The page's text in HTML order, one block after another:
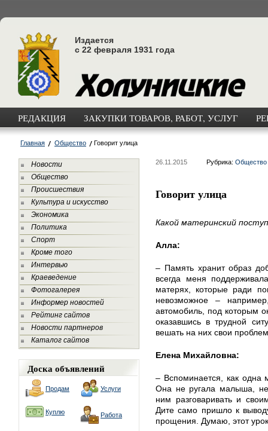
Издается
с 22 февраля 1931 года
РЕДАКЦИЯ ЗАКУПКИ ТОВАРОВ, РАБОТ, УСЛУГ
Главная Общество Говорит улица
Новости
Общество
Происшествия
Культура и искусство
Экономика
Политика
Спорт
Кроме того
Интервью
Краеведение
Фотогалерея
Информер новостей
Рейтинг сайтов
Новости партнеров
Каталог сайтов
Доска объявлений
Продам Услуги
Куплю Работа
26.11.2015 Рубрика: Общество
Говорит улица
Какой материнский
Алла:
– Память хранит образ
всегда меня
матерях, которые ради
невозможное –
автомобиль, под которым
оказавшись в трудной
вешать на них свои
Елена Михайловна:
– Вспоминается, как одна
Она не ругала малыша, не
ним разговаривать и
Дите само пришло к
прощения. Думаю, этот